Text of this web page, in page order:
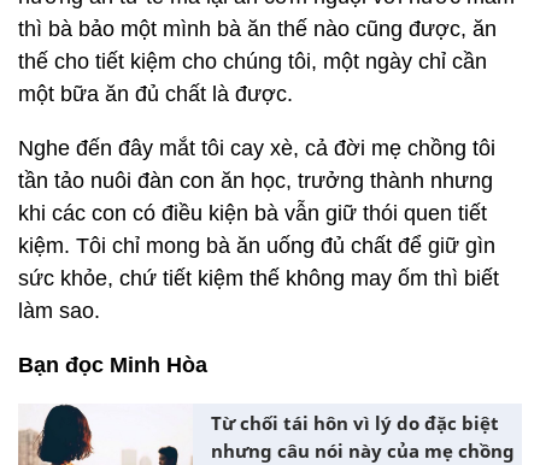
thì bà bảo một mình bà ăn thế nào cũng được, ăn
thế cho tiết kiệm cho chúng tôi, một ngày chỉ cần
một bữa ăn đủ chất là được.
Nghe đến đây mắt tôi cay xè, cả đời mẹ chồng tôi
tần tảo nuôi đàn con ăn học, trưởng thành nhưng
khi các con có điều kiện bà vẫn giữ thói quen tiết
kiệm. Tôi chỉ mong bà ăn uống đủ chất để giữ gìn
sức khỏe, chứ tiết kiệm thế không may ốm thì biết
làm sao.
Bạn đọc Minh Hòa
Từ chối tái hôn vì lý do đặc biệt
nhưng câu nói này của mẹ chồng